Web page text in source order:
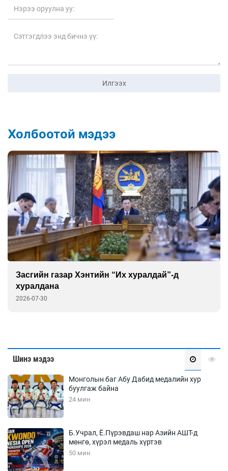
Илгээх
Холбоотой мэдээ
Засгийн газар Хэнтийн “Их хуралдай”-д
хуралдана
2026-07-30
Шинэ мэдээ
Монголын баг Абу Дабид медалийн хур
буулгаж байна
24 мин
Б.Учрал, Ё.Пүрэвдаш нар Азийн АШТ-д
мөнгө, хүрэл медаль хүртэв
50 мин